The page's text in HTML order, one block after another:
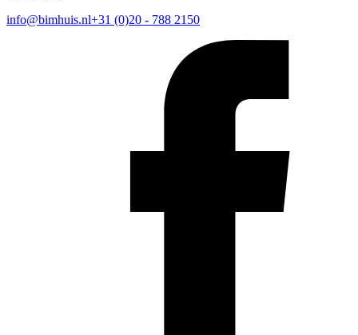
info@bimhuis.nl+31 (0)20 - 788 2150